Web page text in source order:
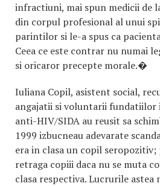
infractiuni, mai spun medicii de
din corpul profesional al unui
parintilor si le-a spus ca
Ceea ce este contrar nu numai
si oricaror precepte morale.�
Iuliana Copil, asistent social,
angajatii si voluntarii
anti-HIV/SIDA au reusit sa
1999 izbucneau adevarate
era in clasa un copil
retraga copiii daca nu se muta
clasa respectiva. Lucrurile astea